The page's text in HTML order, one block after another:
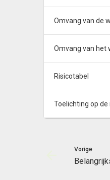
Omvang van de
Omvang van het
Risicotabel
Toelichting op de
Vorige